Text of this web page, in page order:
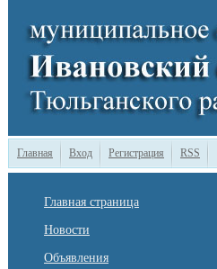
Главная Вход Регистрация RSS
Главная страница
Новости
Объявления